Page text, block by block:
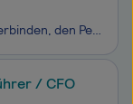
Menschen und Technologien zu verbinden, den Perfect Match für unsere Kunden zu gestalten, immer die richtigen Expert:innen für die jeweilige Herausforderung zu finden - das ist unser Anspruch bei FERCHAU und dafür suchen wir Sie als Senior Accountant (m/w/d) in Direktvermittlung. Unser Mandant ist e
/ CFO